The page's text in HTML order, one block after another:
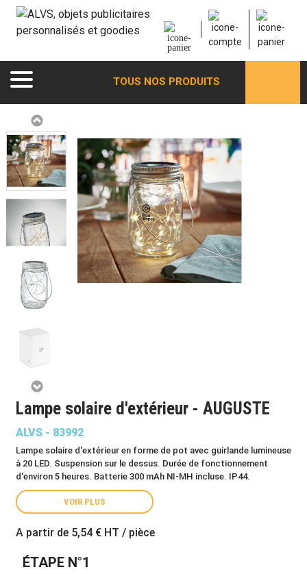
TOUS NOS PRODUITS
Lampe solaire d'extérieur - AUGUSTE
ALVS - 83992
Lampe solaire d'extérieur en forme de pot avec guirlande lumineuse
à 20 LED. Suspension sur le dessus. Durée de fonctionnement
d'environ 5 heures. Batterie 300 mAh NI-MH incluse. IP44.
VOIR PLUS
A partir de 5,54 € HT / pièce
ÉTAPE N°1